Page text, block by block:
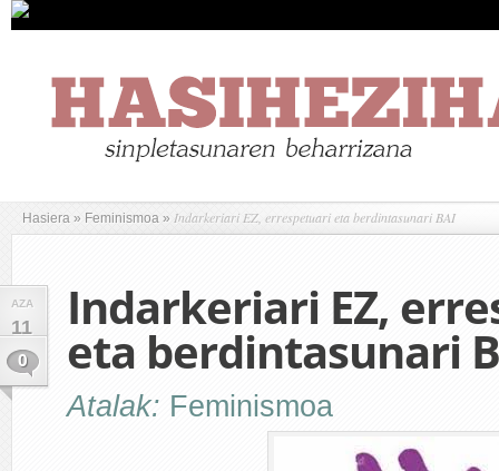
Hasiera » Feminismoa » Indarkeriari EZ, errespetuari eta berdintasunari BAI
AZA
11
0
Indarkeriari EZ,
eta berdintasunari
Atalak: Feminismoa